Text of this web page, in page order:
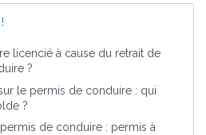
licencié à cause du retrait de
?
le permis de conduire : qui
?
de conduire : permis à